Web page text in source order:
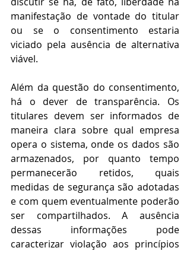
manifestação de vontade do titular
ou se o consentimento estaria
viciado pela ausência de alternativa
viável.
Além da questão do consentimento,
há o dever de transparência. Os
titulares devem ser informados de
maneira clara sobre qual empresa
opera o sistema, onde os dados são
armazenados, por quanto tempo
permanecerão retidos, quais
medidas de segurança são adotadas
e com quem eventualmente poderão
ser compartilhados. A ausência
dessas informações pode
caracterizar violação aos princípios